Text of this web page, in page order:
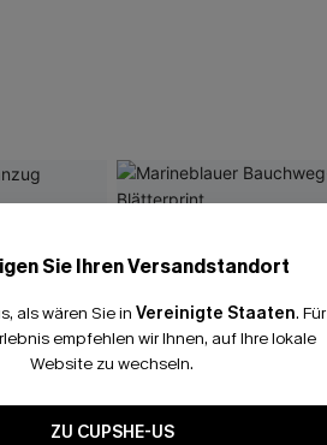
Sie Ihren Versandstandort
als wären Sie in Vereinigte Staaten. Für
empfehlen wir Ihnen, auf Ihre lokale
Website zu wechseln.
ZU CUPSHE-US